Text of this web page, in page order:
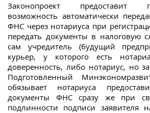
Законопроект предоставит
возможность автоматически
ФНС через нотариуса при
передать документы в налоговую
сам учредитель (будущий
курьер, у которого есть
доверенность, либо нотариус, но
Подготовленный
обязывает нотариуса
документы ФНС сразу же при
подлинности подписи заявителя